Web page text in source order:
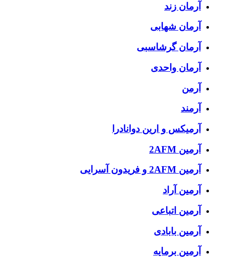
آرمان زند
آرمان شهابی
آرمان گرشاسبی
آرمان واحدی
آرمن
آرمند
آرمیکس و ارین دوانادرا
آرمین 2AFM
آرمین 2AFM و فریدون آسرایی
آرمین آراد
آرمین اتباعی
آرمین بابادی
آرمین برمایه